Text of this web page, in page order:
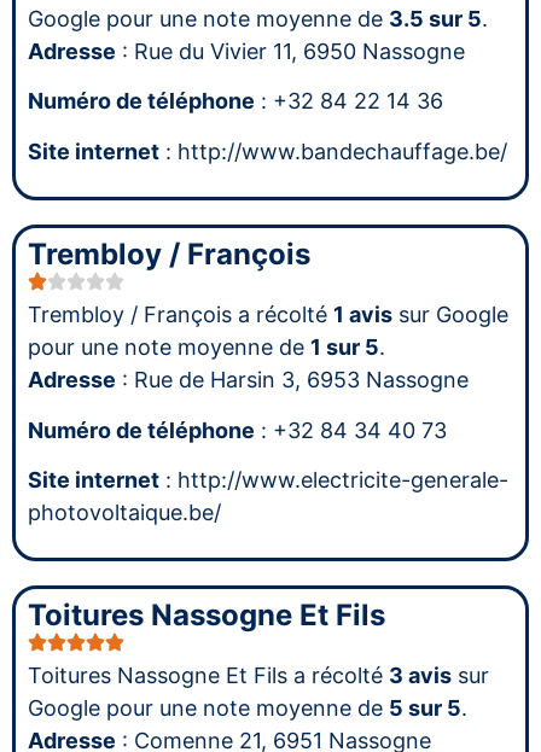
Google pour une note moyenne de 3.5 sur 5.
Adresse : Rue du Vivier 11, 6950 Nassogne
Numéro de téléphone : +32 84 22 14 36
Site internet : http://www.bandechauffage.be/
Trembloy / François
Trembloy / François a récolté 1 avis sur Google
pour une note moyenne de 1 sur 5.
Adresse : Rue de Harsin 3, 6953 Nassogne
Numéro de téléphone : +32 84 34 40 73
Site internet : http://www.electricite-generale-
photovoltaique.be/
Toitures Nassogne Et Fils
Toitures Nassogne Et Fils a récolté 3 avis sur
Google pour une note moyenne de 5 sur 5.
Adresse : Comenne 21, 6951 Nassogne